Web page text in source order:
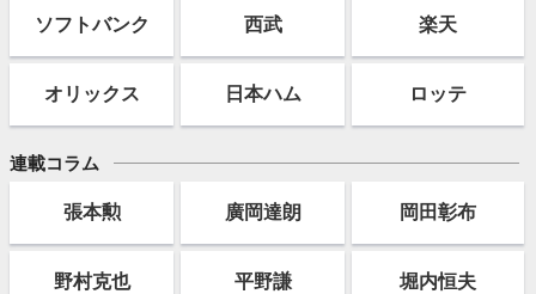
ソフトバンク 西武 楽天
オリックス 日本ハム ロッテ
連載コラム
張本勲 廣岡達朗 岡田彰布
野村克也 平野謙 堀内恒夫